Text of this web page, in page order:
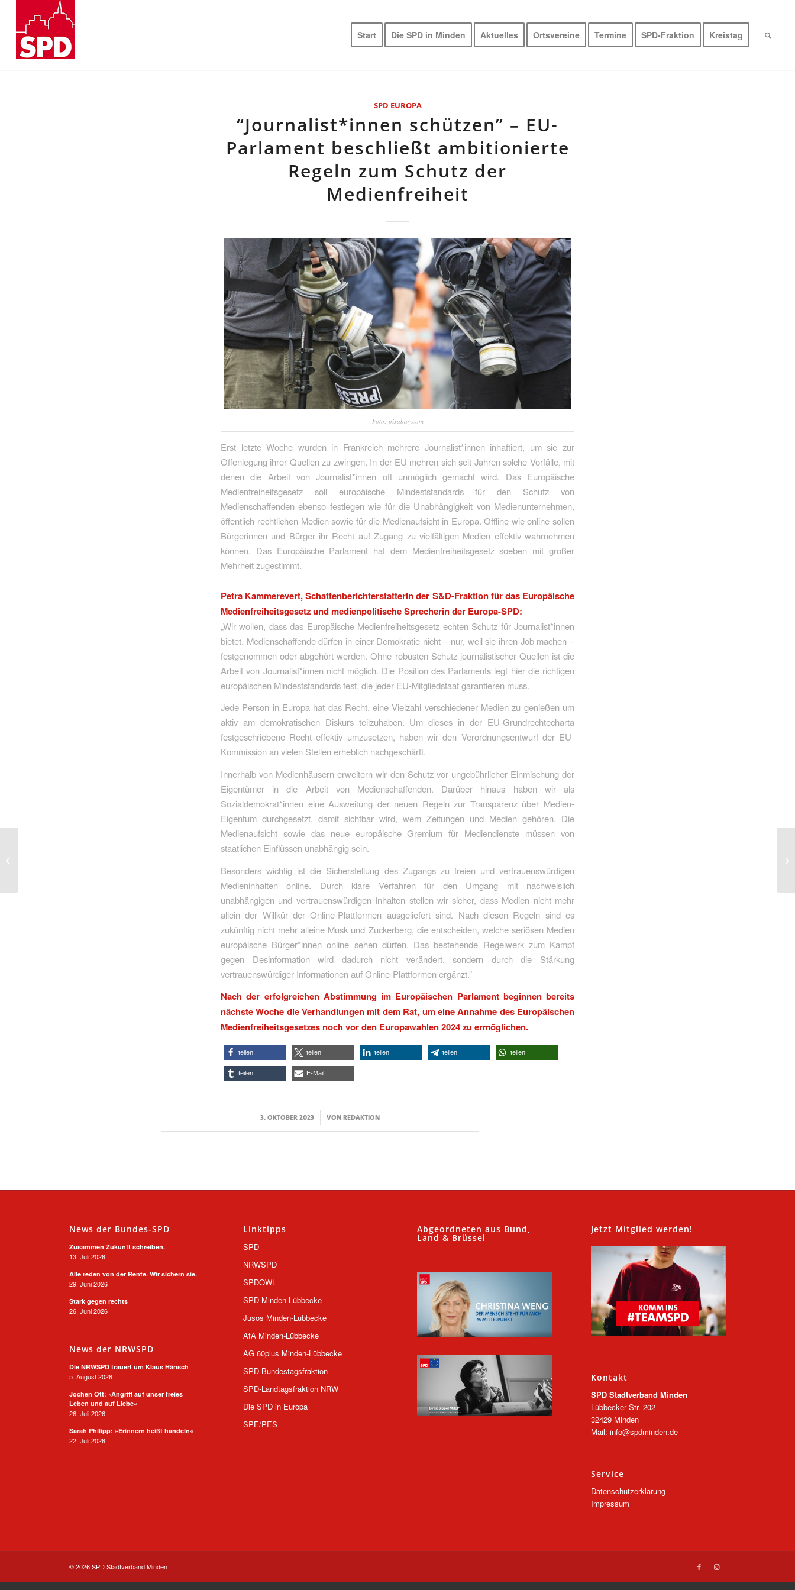
Start Die SPD in Minden Aktuelles Ortsvereine Termine SPD-Fraktion Kreistag
SPD EUROPA
“Journalist*innen schützen” – EU-
Parlament beschließt ambitionierte
Regeln zum Schutz der
Medienfreiheit
Foto: pixabay.com
Erst letzte Woche wurden in Frankreich mehrere Journalist*innen inhaftiert, um sie zur
Offenlegung ihrer Quellen zu zwingen. In der EU mehren sich seit Jahren solche Vorfälle, mit
denen die Arbeit von Journalist*innen oft unmöglich gemacht wird. Das Europäische
Medienfreiheitsgesetz soll europäische Mindeststandards für den Schutz von
Medienschaffenden ebenso festlegen wie für die Unabhängigkeit von Medienunternehmen,
öffentlich-rechtlichen Medien sowie für die Medienaufsicht in Europa. Offline wie online sollen
Bürgerinnen und Bürger ihr Recht auf Zugang zu vielfältigen Medien effektiv wahrnehmen
können. Das Europäische Parlament hat dem Medienfreiheitsgesetz soeben mit großer
Mehrheit zugestimmt.
Petra Kammerevert, Schattenberichterstatterin der S&D-Fraktion für das Europäische
Medienfreiheitsgesetz und medienpolitische Sprecherin der Europa-SPD:
„Wir wollen, dass das Europäische Medienfreiheitsgesetz echten Schutz für Journalist*innen
bietet. Medienschaffende dürfen in einer Demokratie nicht – nur, weil sie ihren Job machen –
festgenommen oder abgehört werden. Ohne robusten Schutz journalistischer Quellen ist die
Arbeit von Journalist*innen nicht möglich. Die Position des Parlaments legt hier die richtigen
europäischen Mindeststandards fest, die jeder EU-Mitgliedstaat garantieren muss.
Jede Person in Europa hat das Recht, eine Vielzahl verschiedener Medien zu genießen um
aktiv am demokratischen Diskurs teilzuhaben. Um dieses in der EU-Grundrechtecharta
festgeschriebene Recht effektiv umzusetzen, haben wir den Verordnungsentwurf der EU-
Kommission an vielen Stellen erheblich nachgeschärft.
Innerhalb von Medienhäusern erweitern wir den Schutz vor ungebührlicher Einmischung der
Eigentümer in die Arbeit von Medienschaffenden. Darüber hinaus haben wir als
Sozialdemokrat*innen eine Ausweitung der neuen Regeln zur Transparenz über Medien-
Eigentum durchgesetzt, damit sichtbar wird, wem Zeitungen und Medien gehören. Die
Medienaufsicht sowie das neue europäische Gremium für Mediendienste müssen von
staatlichen Einflüssen unabhängig sein.
Besonders wichtig ist die Sicherstellung des Zugangs zu freien und vertrauenswürdigen
Medieninhalten online. Durch klare Verfahren für den Umgang mit nachweislich
unabhängigen und vertrauenswürdigen Inhalten stellen wir sicher, dass Medien nicht mehr
allein der Willkür der Online-Plattformen ausgeliefert sind. Nach diesen Regeln sind es
zukünftig nicht mehr alleine Musk und Zuckerberg, die entscheiden, welche seriösen Medien
europäische Bürger*innen online sehen dürfen. Das bestehende Regelwerk zum Kampf
gegen Desinformation wird dadurch nicht verändert, sondern durch die Stärkung
vertrauenswürdiger Informationen auf Online-Plattformen ergänzt.”
Nach der erfolgreichen Abstimmung im Europäischen Parlament beginnen bereits
nächste Woche die Verhandlungen mit dem Rat, um eine Annahme des Europäischen
Medienfreiheitsgesetzes noch vor den Europawahlen 2024 zu ermöglichen.
teilen teilen teilen teilen teilen
teilen E-Mail
3. OKTOBER 2023
/ VONREDAKTION
News der Bundes-SPD
Zusammen Zukunft schreiben.
13. Juli 2026
Alle reden von der Rente. Wir sichern sie.
29. Juni 2026
Stark gegen rechts
26. Juni 2026
News der NRWSPD
Die NRWSPD trauert um Klaus Hänsch
5. August 2026
Jochen Ott: »Angriff auf unser freies
Leben und auf Liebe«
26. Juli 2026
Sarah Philipp: »Erinnern heißt handeln«
22. Juli 2026
Linktipps
SPD
NRWSPD
SPDOWL
SPD Minden-Lübbecke
Jusos Minden-Lübbecke
AfA Minden-Lübbecke
AG 60plus Minden-Lübbecke
SPD-Bundestagsfraktion
SPD-Landtagsfraktion NRW
Die SPD in Europa
SPE/PES
Abgeordneten aus Bund,
Land & Brüssel
Jetzt Mitglied werden!
Kontakt
SPD Stadtverband Minden
Lübbecker Str. 202
32429 Minden
Mail: info@spdminden.de
Service
Datenschutzerklärung
Impressum
© 2026 SPD Stadtverband Minden